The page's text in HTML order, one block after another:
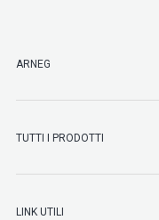
ARNEG
TUTTI I PRODOTTI
LINK UTILI